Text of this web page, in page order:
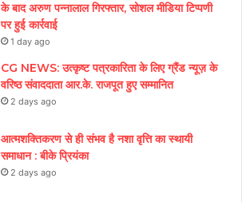
के बाद अरुण पन्नालाल गिरफ्तार, सोशल मीडिया टिप्पणी
पर हुई कार्रवाई
1 day ago
CG NEWS: उत्कृष्ट पत्रकारिता के लिए ग्रैंड न्यूज़ के
वरिष्ठ संवाददाता आर.के. राजपूत हुए सम्मानित
2 days ago
आत्मशक्तिकरण से ही संभव है नशा वृत्ति का स्थायी
समाधान : बीके प्रियंका
2 days ago